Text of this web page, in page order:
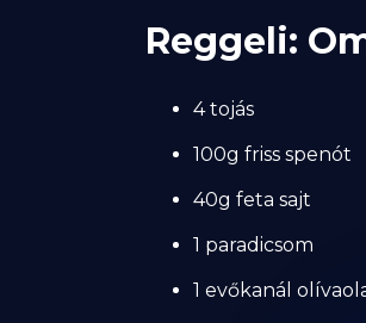
Reggeli:
4 tojás
100g friss spenót
40g feta sajt
1 paradicsom
1 evőkanál